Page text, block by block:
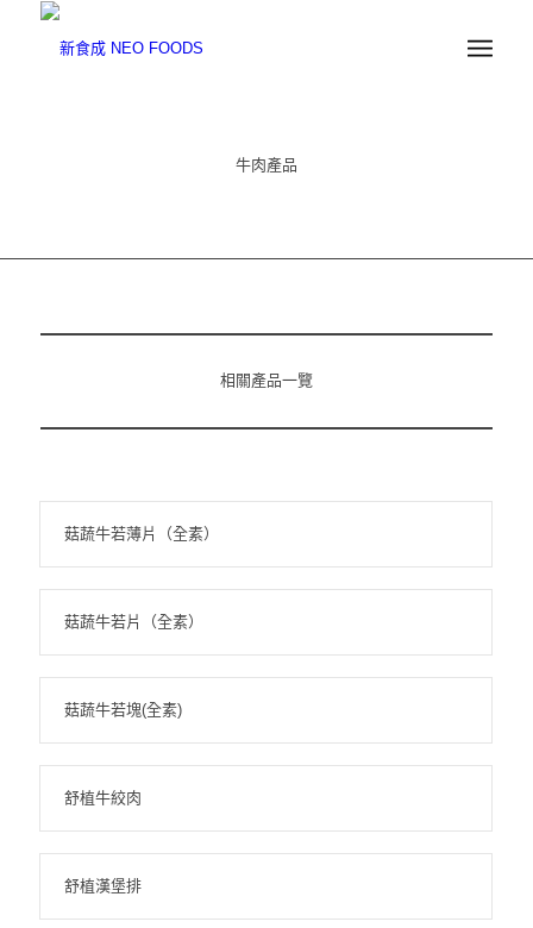
牛肉產品
相關產品一覽
菇蔬牛若薄片（全素）
菇蔬牛若片（全素）
菇蔬牛若塊(全素)
舒植牛絞肉
舒植漢堡排